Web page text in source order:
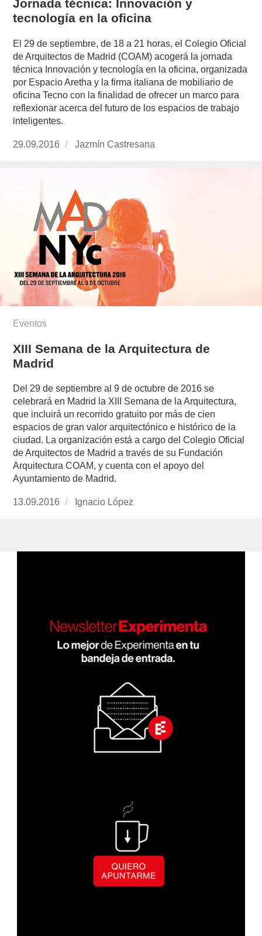
Jornada técnica: Innovación y
tecnología en la oficina
El 29 de septiembre, de 18 a 21 horas, el Colegio Oficial
de Arquitectos de Madrid (COAM) acogerá la jornada
técnica Innovación y tecnología en la oficina, organizada
por Espacio Aretha y la firma italiana de mobiliario de
oficina Tecno con la finalidad de ofrecer un marco para
reflexionar acerca del futuro de los espacios de trabajo
inteligentes.
Publicado
29.09.2016
https://www.experimenta.es/author/jazmin-
Jazmín Castresana
Eventos
XIII Semana de la Arquitectura de
Madrid
Del 29 de septiembre al 9 de octubre de 2016 se
celebrará en Madrid la XIII Semana de la Arquitectura,
que incluirá un recorrido gratuito por más de cien
espacios de gran valor arquitectónico e histórico de la
ciudad. La organización está a cargo del Colegio Oficial
de Arquitectos de Madrid a través de su Fundación
Arquitectura COAM, y cuenta con el apoyo del
Ayuntamiento de Madrid.
Publicado
13.09.2016
https://www.experimenta.es/author/nacho-
Ignacio López